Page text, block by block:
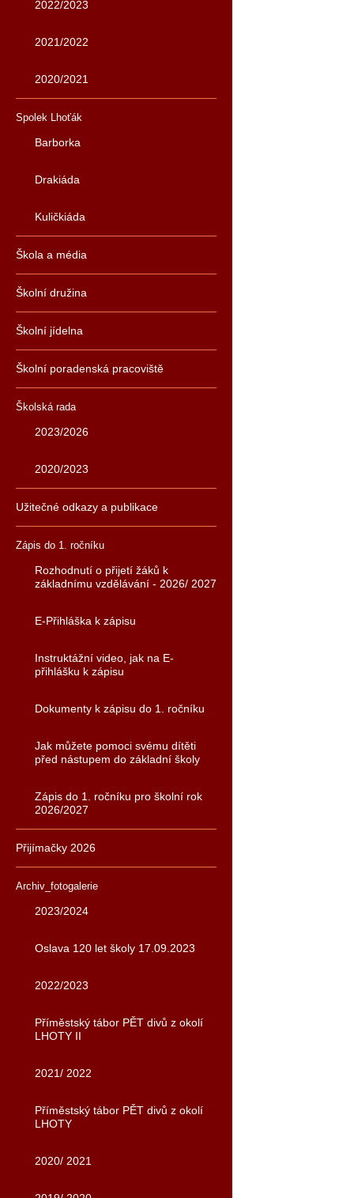
2022/2023
2021/2022
2020/2021
Spolek Lhoťák
Barborka
Drakiáda
Kuličkiáda
Škola a média
Školní družina
Školní jídelna
Školní poradenská pracoviště
Školská rada
2023/2026
2020/2023
Užitečné odkazy a publikace
Zápis do 1. ročníku
Rozhodnutí o přijetí žáků k
základnímu vzdělávání - 2026/ 2027
E-Přihláška k zápisu
Instruktážní video, jak na E-
přihlášku k zápisu
Dokumenty k zápisu do 1. ročníku
Jak můžete pomoci svému dítěti
před nástupem do základní školy
Zápis do 1. ročníku pro školní rok
2026/2027
Přijímačky 2026
Archiv_fotogalerie
2023/2024
Oslava 120 let školy 17.09.2023
2022/2023
Příměstský tábor PĚT divů z okolí
LHOTY II
2021/ 2022
Příměstský tábor PĚT divů z okolí
LHOTY
2020/ 2021